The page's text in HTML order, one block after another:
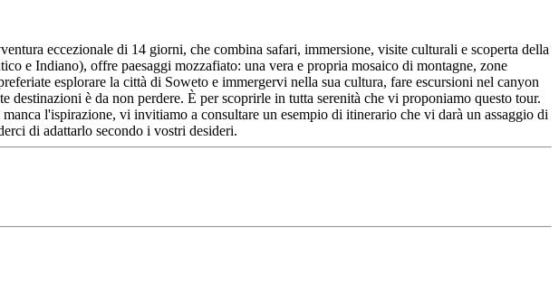
eccezionale di 14 giorni, che combina safari, immersione, visite culturali e scoperta della
e Indiano), offre paesaggi mozzafiato: una vera e propria mosaico di montagne, zone
esplorare la città di Soweto e immergervi nella sua cultura, fare escursioni nel canyon
è da non perdere. È per scoprirle in tutta serenità che vi proponiamo questo tour.
l'ispirazione, vi invitiamo a consultare un esempio di itinerario che vi darà un assaggio di
di adattarlo secondo i vostri desideri.